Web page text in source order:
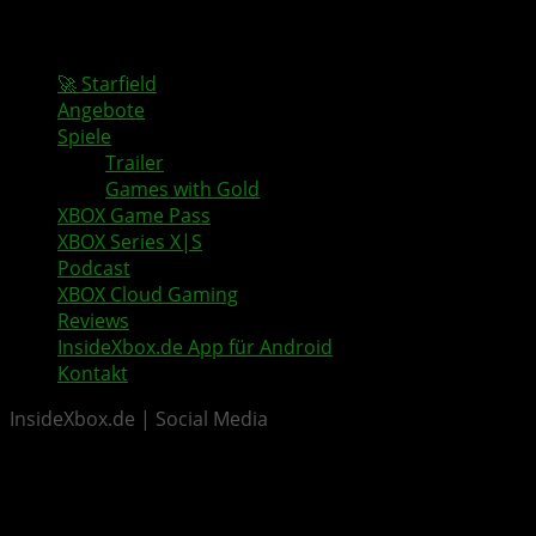
🚀 Starfield
Angebote
Spiele
Trailer
Games with Gold
XBOX Game Pass
XBOX Series X|S
Podcast
XBOX Cloud Gaming
Reviews
InsideXbox.de App für Android
Kontakt
InsideXbox.de | Social Media